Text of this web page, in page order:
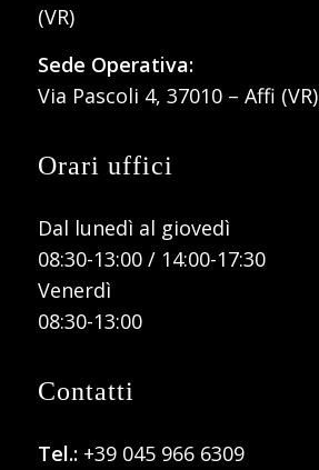
(VR)
Sede Operativa:
Via Pascoli 4, 37010 – Affi (VR)
Orari uffici
Dal lunedì al giovedì
08:30-13:00 / 14:00-17:30
Venerdì
08:30-13:00
Contatti
Tel.: +39 045 966 6309